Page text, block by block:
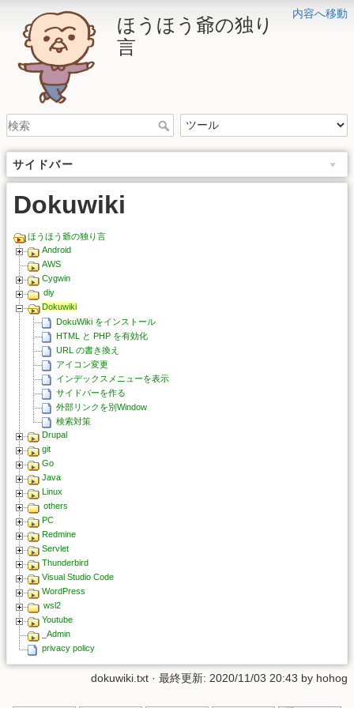
内容へ移動
ほうほう爺の独り
言
サイドバー
Dokuwiki
ほうほう爺の独り言
Android
AWS
Cygwin
diy
Dokuwiki
DokuWiki をインストール
HTML と PHP を有効化
URL の書き換え
アイコン変更
インデックスメニューを表示
サイドバーを作る
外部リンクを別Window
検索対策
Drupal
git
Go
Java
Linux
others
PC
Redmine
Servlet
Thunderbird
Visual Studio Code
WordPress
wsl2
Youtube
_Admin
privacy policy
dokuwiki.txt · 最終更新: 2020/11/03 20:43 by hohog